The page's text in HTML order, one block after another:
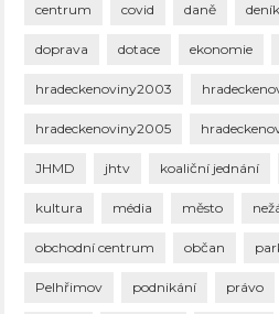
centrum covid daně deník
doprava dotace ekonomie
hradeckenoviny2003
hradeckenoviny2005
JHMD jhtv koaliční jednání
kultura média město
obchodní centrum občan
Pelhřimov podnikání právo